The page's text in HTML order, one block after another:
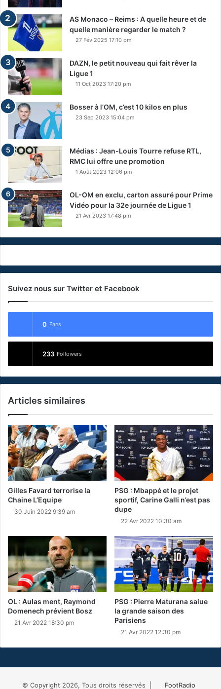
AS Monaco – Reims : A quelle heure et de
quelle manière regarder le match ?
27 Fév 2025 17:10 pm
DAZN, le petit nouveau qui fait rêver la
Ligue 1
11 Oct 2023 17:20 pm
Bosser à l’OM, c’est 10 kilos en plus
23 Sep 2023 15:04 pm
Médias : Jean-Louis Tourre refuse RTL,
RMC lui offre une promotion
1 Août 2023 12:06 pm
OL-OM en exclu, carton assuré pour Prime
Vidéo pour la 32e journée de Ligue 1
21 Avr 2023 17:48 pm
Suivez nous sur Twitter et Facebook
0 Fans
233 Followers
Articles similaires
Gilles Favard terrorise la
Chaine L’Equipe
30 Juin 2022 9:39 am
PSG : Mbappé et le projet
sportif, Carine Galli n’est pas
dupe
22 Avr 2022 10:30 am
OL : Aulas ment, Raymond
Domenech prévient Bosz
21 Avr 2022 18:30 pm
PSG : Pierre Maturana salue
la grande saison des
Parisiens
21 Avr 2022 12:30 pm
© Copyright 2026, Tous droits réservés | FootRadio